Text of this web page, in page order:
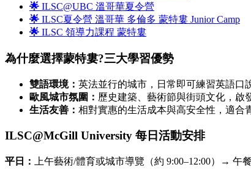
🌟 ILSC@UBC 溫哥華夏令營
🌟 ILSC夏令營 溫哥華 多倫多 蒙特婁 Junior Camp
🌟 ILSC 領導力課程 蒙特婁
為什麼選擇蒙特婁?三大學習優勢
雙語環境： 英法並行的城市，日常即可練習英語口
歐風城市氛圍： 歷史建築、藝術節與街頭文化，啟
生活友善： 相對實惠的生活成本與高安全性，適合
ILSC@McGill University 每日活動安排
平日： 上午藝術/體育或城市導覽（約 9:00–12:00）→